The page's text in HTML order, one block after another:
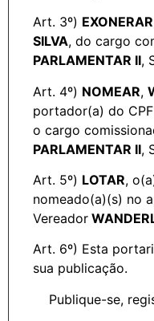
Art. 3º) EXONERAR
SILVA, do cargo
PARLAMENTAR II,
Art. 4º) NOMEAR,
portador(a) do CPF
o cargo
PARLAMENTAR II,
Art. 5º) LOTAR,
nomeado(a)(s) no
Vereador
Art. 6º) Esta
sua publicação.
Publique-se,